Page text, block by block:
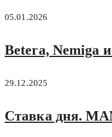
05.01.2026
Betera, Nemiga
29.12.2025
Ставка дня.